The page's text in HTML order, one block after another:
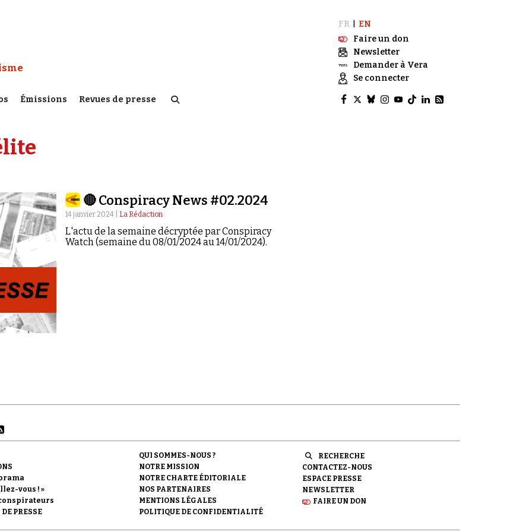
:
Émissions Revues de presse
FR
EN
Faire un don
Newsletter
Demander à Vera
Se connecter
🔴 Conspiracy News #02.2024
14 janvier 2024 | La Rédaction
L'actu de la semaine décryptée par Conspiracy
Watch (semaine du 08/01/2024 au 14/01/2024).
vous ! »
PRESSE
QUI SOMMES-NOUS ?
NOTRE MISSION
NOTRE CHARTE ÉDITORIALE
NOS PARTENAIRES
MENTIONS LÉGALES
POLITIQUE DE CONFIDENTIALITÉ
RECHERCHE
CONTACTEZ-NOUS
ESPACE PRESSE
NEWSLETTER
FAIRE UN DON